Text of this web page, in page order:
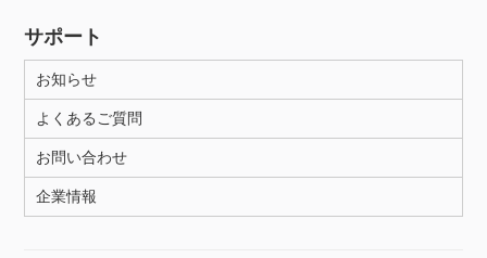
サポート
お知らせ
よくあるご質問
お問い合わせ
企業情報